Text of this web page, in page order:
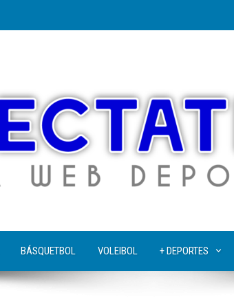
BÁSQUETBOL VOLEIBOL + DEPORTES